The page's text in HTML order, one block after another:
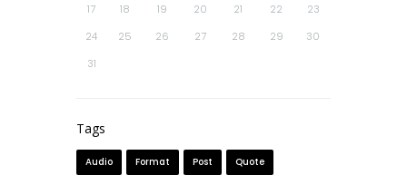
17
18 19 20 21 22
23
24
25 26 27 28 29
30
31
Tags
Audio Format Post Quote